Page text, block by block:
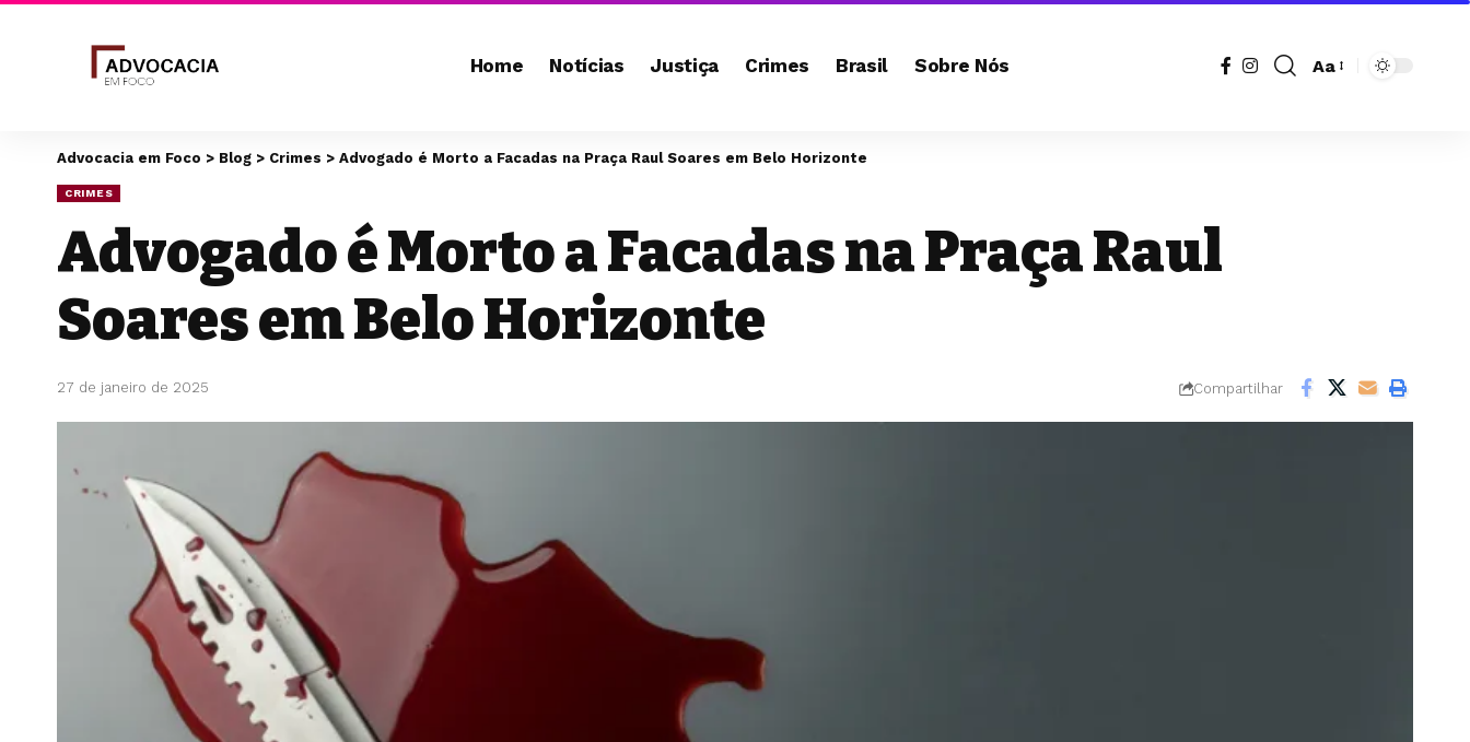
Home Notícias Justiça Crimes Brasil Sobre Nós
Redimensionador
Aa
Advocacia em Foco > Blog > Crimes > Advogado é Morto a Facadas na Praça Raul Soares em Belo Horizonte
CRIMES
Advogado é Morto a Facadas na Praça Raul
Soares em Belo Horizonte
27 de janeiro de 2025 Compartilhar